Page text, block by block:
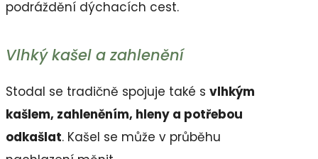
podráždění dýchacích cest.
Vlhký kašel a zahlenění
Stodal se tradičně spojuje také s vlhkým
kašlem, zahleněním, hleny a potřebou
odkašlat. Kašel se může v průběhu